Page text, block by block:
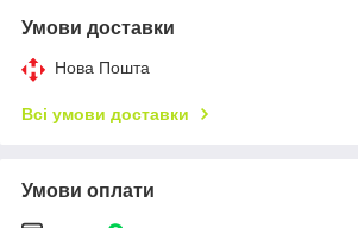
Умови доставки
Нова Пошта
Всі умови доставки
Умови оплати